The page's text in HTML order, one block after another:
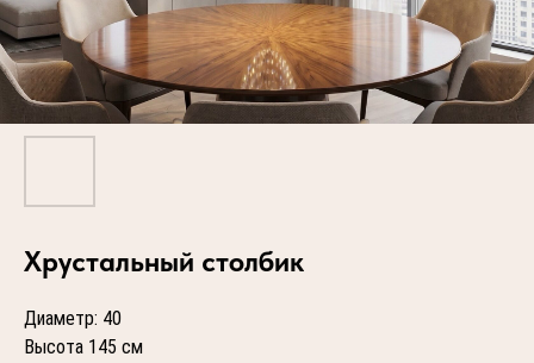
Хрустальный столбик
Диаметр: 40
Высота 145 см